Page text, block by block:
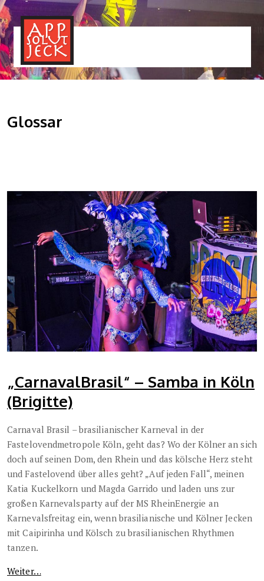
Glossar
„CarnavalBrasil“ – Samba in Köln
(Brigitte)
Carnaval Brasil – brasilianischer Karneval in der
Fastelovendmetropole Köln, geht das? Wo der Kölner an sich
doch auf seinen Dom, den Rhein und das kölsche Herz steht
und Fastelovend über alles geht? „Auf jeden Fall“, meinen
Katia Kuckelkorn und Magda Garrido und laden uns zur
großen Karnevalsparty auf der MS RheinEnergie an
Karnevalsfreitag ein, wenn brasilianische und Kölner Jecken
mit Caipirinha und Kölsch zu brasilianischen Rhythmen
tanzen.
Weiter…